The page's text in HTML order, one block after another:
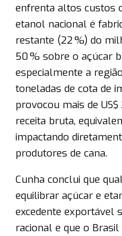
enfrenta altos custos
etanol nacional é
restante (22 %) do
50 % sobre o açúcar
especialmente a
toneladas de cota de
provocou mais de
receita bruta,
impactando
produtores de cana.
Cunha conclui que
equilibrar açúcar e
excedente exportável
racional e que o